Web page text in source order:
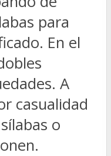
para
En el
A
casualidad
o